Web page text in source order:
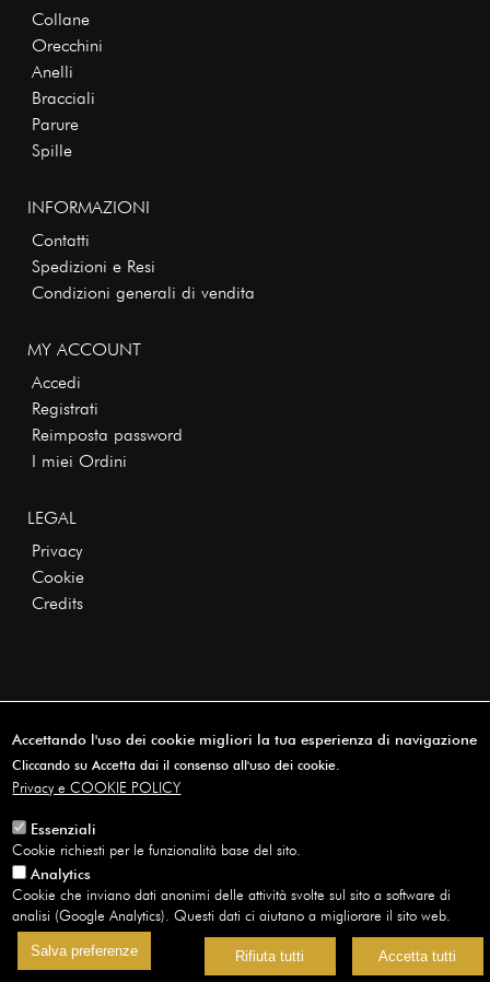
Collane
Orecchini
Anelli
Bracciali
Parure
Spille
INFORMAZIONI
Contatti
Spedizioni e Resi
Condizioni generali di vendita
MY ACCOUNT
Accedi
Registrati
Reimposta password
I miei Ordini
LEGAL
Privacy
Cookie
Credits
Copyright © 2026 · All rights reserved
Accettando l'uso dei cookie migliori la tua esperienza di navigazione
Cliccando su Accetta dai il consenso all'uso dei cookie.
Privacy e COOKIE POLICY
Essenziali
Cookie richiesti per le funzionalità base del sito.
Analytics
Cookie che inviano dati anonimi delle attività svolte sul sito a software di
analisi (Google Analytics). Questi dati ci aiutano a migliorare il sito web.
Salva preferenze Rifiuta tutti Accetta tutti